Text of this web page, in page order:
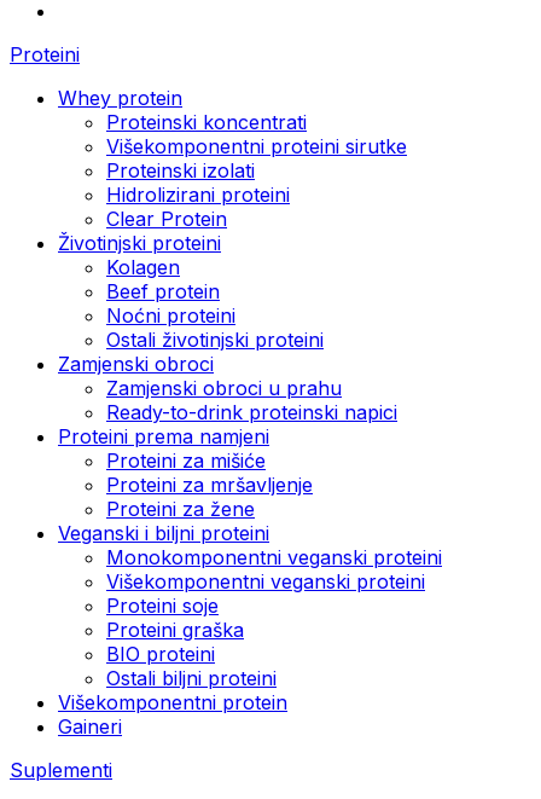
Proteini
Whey protein
Proteinski koncentrati
Višekomponentni proteini sirutke
Proteinski izolati
Hidrolizirani proteini
Clear Protein
Životinjski proteini
Kolagen
Beef protein
Noćni proteini
Ostali životinjski proteini
Zamjenski obroci
Zamjenski obroci u prahu
Ready-to-drink proteinski napici
Proteini prema namjeni
Proteini za mišiće
Proteini za mršavljenje
Proteini za žene
Veganski i biljni proteini
Monokomponentni veganski proteini
Višekomponentni veganski proteini
Proteini soje
Proteini graška
BIO proteini
Ostali biljni proteini
Višekomponentni protein
Gaineri
Suplementi